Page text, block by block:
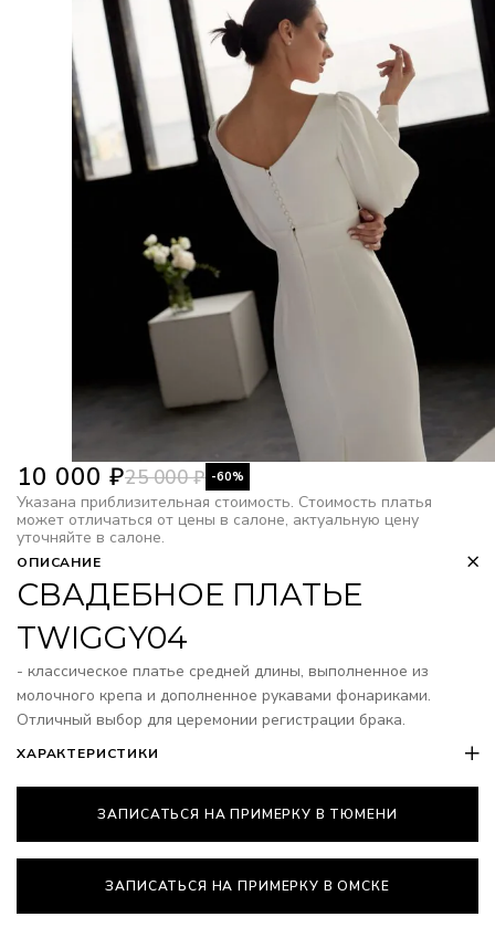
25 000₽
10 000 ₽ -60%
Указана приблизительная стоимость. Стоимость платья
может отличаться от цены в салоне, актуальную цену
уточняйте в салоне.
ОПИСАНИЕ
СВАДЕБНОЕ ПЛАТЬЕ
TWIGGY04
- классическое платье средней длины, выполненное из
молочного крепа и дополненное рукавами фонариками.
Отличный выбор для церемонии регистрации брака.
ХАРАКТЕРИСТИКИ
ЗАПИСАТЬСЯ НА ПРИМЕРКУ В ТЮМЕНИ
ЗАПИСАТЬСЯ НА ПРИМЕРКУ В ОМСКЕ